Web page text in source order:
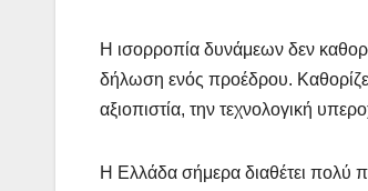
Η ισορροπία δυνάμεων δεν
δήλωση ενός προέδρου.
αξιοπιστία, την τεχνολογική
Η Ελλάδα σήμερα διαθέτει πολύ